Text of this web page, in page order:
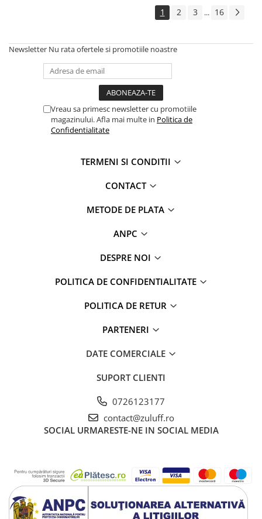
1 2 3 ... 16
Newsletter Nu rata ofertele si promotiile noastre
Vreau sa primesc newsletter cu promotiile
magazinului. Afla mai multe in Politica de
Confidentialitate
TERMENI SI CONDITII
CONTACT
METODE DE PLATA
ANPC
DESPRE NOI
POLITICA DE CONFIDENTIALITATE
POLITICA DE RETUR
PARTENERI
DATE COMERCIALE
SUPORT CLIENTI
0726123177
contact@zuluff.ro
SOCIAL URMARESTE-NE IN SOCIAL MEDIA